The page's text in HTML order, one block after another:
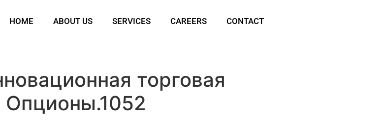
HOME ABOUT US SERVICES CAREERS CONTACT
торговая